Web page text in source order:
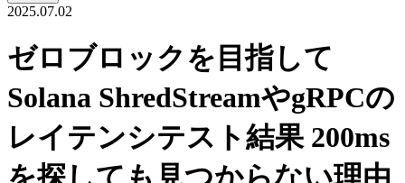
2025.07.02
ゼロブロックを目指して
Solana ShredStreamやgRPCの
レイテンシテスト結果 200ms